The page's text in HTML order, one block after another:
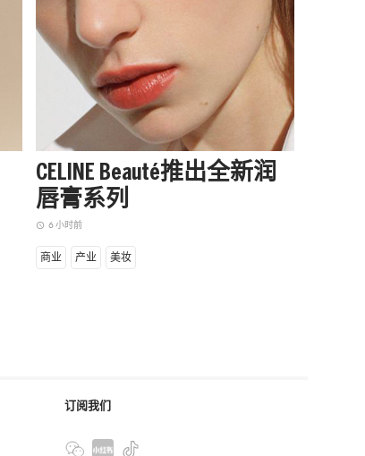
CELINE Beauté推出全新润
唇膏系列
access_time 6 小时前
商业 产业 美妆
订阅我们